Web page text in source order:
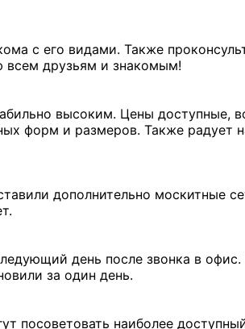
с его видами. Также
всем друзьям и знакомым!
высоким. Цены доступные,
форм и размеров. Также радует
дополнительно москитные
день после звонка в
за один день.
посоветовать наиболее